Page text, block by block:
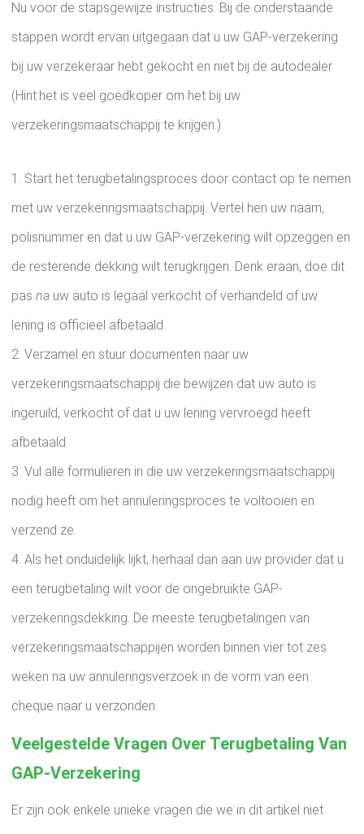
Nu voor de stapsgewijze instructies. Bij de onderstaande
stappen wordt ervan uitgegaan dat u uw GAP-verzekering
bij uw verzekeraar hebt gekocht en niet bij de autodealer.
(Hint:het is veel goedkoper om het bij uw
verzekeringsmaatschappij te krijgen.)
Start het terugbetalingsproces door contact op te nemen
met uw verzekeringsmaatschappij. Vertel hen uw naam,
polisnummer en dat u uw GAP-verzekering wilt opzeggen en
de resterende dekking wilt terugkrijgen. Denk eraan, doe dit
pas na uw auto is legaal verkocht of verhandeld of uw
lening is officieel afbetaald.
Verzamel en stuur documenten naar uw
verzekeringsmaatschappij die bewijzen dat uw auto is
ingeruild, verkocht of dat u uw lening vervroegd heeft
afbetaald.
Vul alle formulieren in die uw verzekeringsmaatschappij
nodig heeft om het annuleringsproces te voltooien en
verzend ze.
Als het onduidelijk lijkt, herhaal dan aan uw provider dat u
een terugbetaling wilt voor de ongebruikte GAP-
verzekeringsdekking. De meeste terugbetalingen van
verzekeringsmaatschappijen worden binnen vier tot zes
weken na uw annuleringsverzoek in de vorm van een
cheque naar u verzonden.
Veelgestelde Vragen Over Terugbetaling Van
GAP-Verzekering
Er zijn ook enkele unieke vragen die we in dit artikel niet